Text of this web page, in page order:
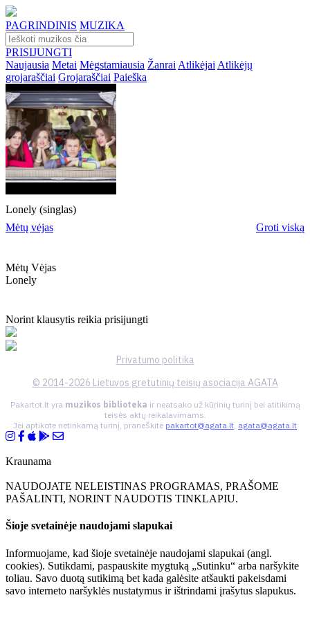
PAGRINDINIS MUZIKA
PRISIJUNGTI
Naujausia Metai Mėgstamiausia Žanrai Atlikėjai Atlikėjų
grojaraščiai Grojaraščiai Paieška
Lonely (singlas)
Mėtų vėjas
Groti viską
Mėtų Vėjas
Lonely
Norint klausytis reikia prisijungti
Privatumo politika
© 2014-2026 Lietuvos gretutinių teisių asociacija AGATA
Pakartot.lt yra muzikos biblioteka ir neatsako už kūrinių turinį bei atitikimą
teisės aktų reikalavimams.
Jei aptikote netinkamą turinį, praneškite pakartot@agata.lt, agata@agata.lt
Kraunama
NAUDOJATE NELEISTINAS PROGRAMAS, PRAŠOME
PAŠALINTI, NORINT NAUDOTIS TINKLAPIU.
Šioje svetainėje naudojami slapukai
Informuojame, kad šioje svetainėje naudojami slapukai (angl.
cookies). Sutikdami, paspauskite mygtuką „Sutinku“ arba naršykite
toliau. Savo duotą sutikimą bet kada galėsite atšaukti pakeisdami
savo interneto naršyklės nustatymus ir ištrindami įrašytus slapukus.